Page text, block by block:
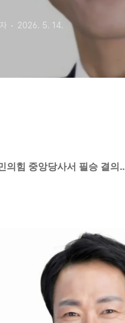
2026. 5. 14.
의힘 중앙당사서 필승 결